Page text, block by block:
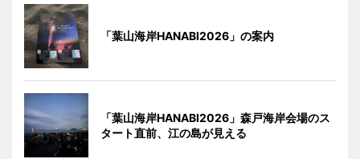
「葉山海岸HANABI2026」の案内
「葉山海岸HANABI2026」森戸海岸会場のス
タート直前、江の島が見える